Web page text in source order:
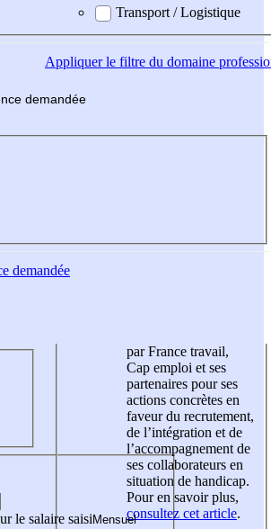
Transport / Logistique
Appliquerle filtre du domaine
demandée
demandée
le salaire saisi
par France travail,
Cap emploi et ses
partenaires pour ses
actions concrètes en
faveur du recrutement,
de l’intégration et de
l’accompagnement de
ses collaborateurs en
situation de handicap.
Pour en savoir plus,
consultez cet article.